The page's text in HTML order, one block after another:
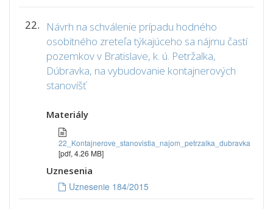
22.
Návrh na schválenie prípadu hodného
osobitného zreteľa týkajúceho sa nájmu častí
pozemkov v Bratislave, k. ú. Petržalka,
Dúbravka, na vybudovanie kontajnerových
stanovíšť
Materiály
22_Kontajnerove_stanovistia_najom_petrzalka_dubravka
[pdf, 4.26 MB]
Uznesenia
Uznesenie 184/2015